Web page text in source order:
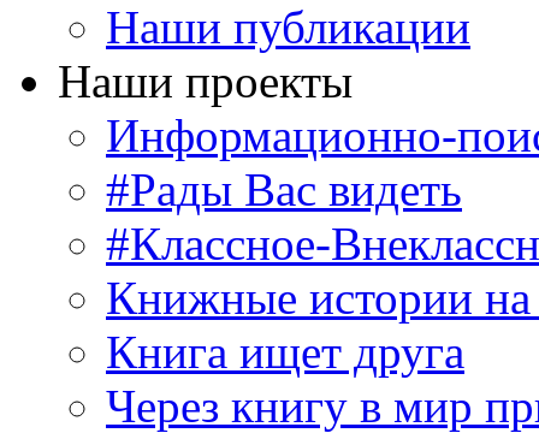
Наши публикации
Наши проекты
Информационно-
#Рады Вас видеть
#Классное-
Книжные истории
Книга ищет друга
Через книгу в мир